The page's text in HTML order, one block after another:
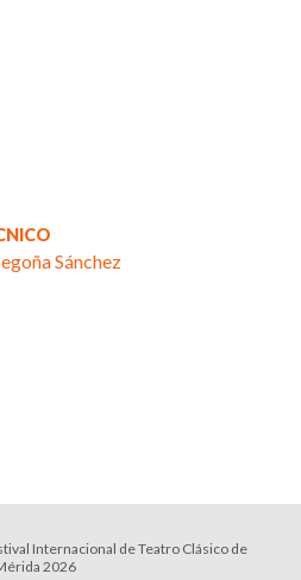
Sánchez
Internacional de Teatro Clásico de
2026